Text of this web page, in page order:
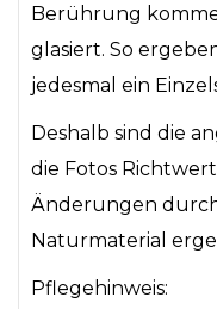
Berührung
glasiert. So
jedesmal ein
Deshalb sind die
die Fotos
Änderungen
Naturmaterial
Pflegehinweis: